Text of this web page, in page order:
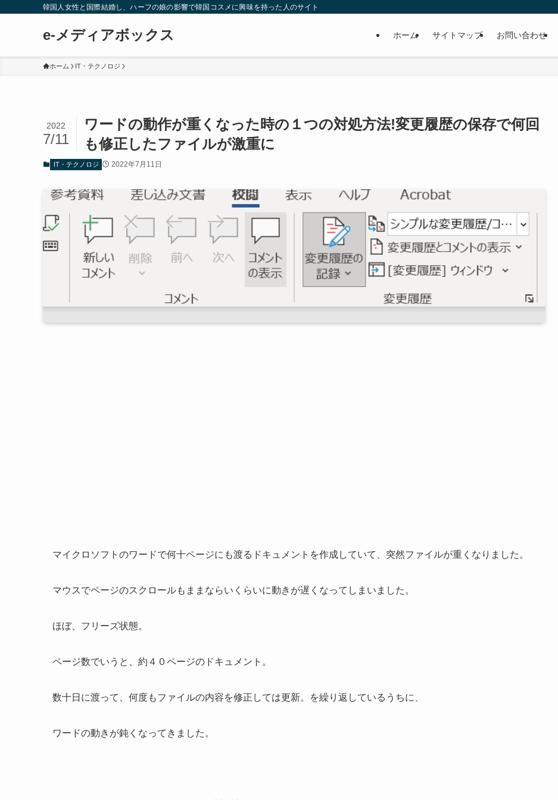
韓国人女性と国際結婚し、ハーフの娘の影響で韓国コスメに興味を持った人のサイト
e-メディアボックス ホーム サイトマップ お問い合わせ
ホーム IT・テクノロジ
ワードの動作が重くなった時の１つの対処方法!変更履歴の保存で何回
も修正したファイルが激重に
2022
7/11
IT・テクノロジ 2022年7月11日
マイクロソフトのワードで何十ページにも渡るドキュメントを作成していて、突然ファイルが重くなりました。
マウスでページのスクロールもままならいくらいに動きが遅くなってしまいました。
ほぼ、フリーズ状態。
ページ数でいうと、約４０ページのドキュメント。
数十日に渡って、何度もファイルの内容を修正しては更新。を繰り返しているうちに、
ワードの動きが鈍くなってきました。